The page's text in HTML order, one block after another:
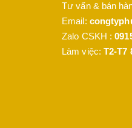
Tư vấn & bán
Email:
Zalo CSKH :
Làm việc: T2-T7